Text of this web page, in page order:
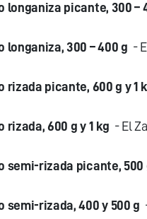
longaniza picante, 300 –
300 – 400 g -
picante, 600 g y 1
600 g y 1 kg - El
semi-rizada picante, 500
semi-rizada, 400 y 500 g